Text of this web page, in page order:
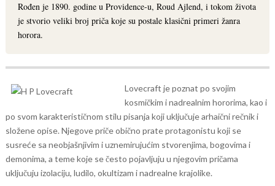
Rođen je 1890. godine u Providence-u, Roud Ajlend, i tokom života
je stvorio veliki broj priča koje su postale klasični primeri žanra
horora.
Lovecraft je poznat po svojim
kosmičkim i nadrealnim hororima, kao i
po svom karakterističnom stilu pisanja koji uključuje arhaični rečnik i
složene opise. Njegove priče obično prate protagonistu koji se
susreće sa neobjašnjivim i uznemirujućim stvorenjima, bogovima i
demonima, a teme koje se često pojavljuju u njegovim pričama
uključuju izolaciju, ludilo, okultizam i nadrealne krajolike.